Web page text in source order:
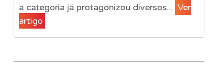
a categoria já protagonizou diversos... Ver
artigo